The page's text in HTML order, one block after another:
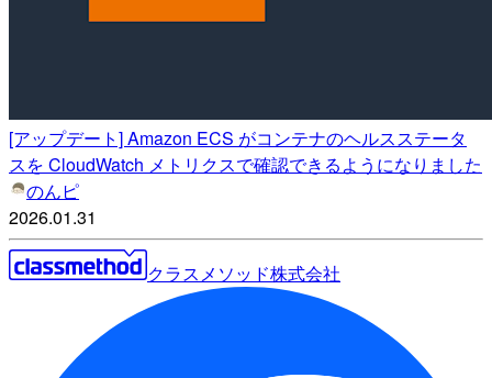
[アップデート] Amazon ECS がコンテナのヘルスステータ
スを CloudWatch メトリクスで確認できるようになりました
のんピ
2026.01.31
クラスメソッド株式会社